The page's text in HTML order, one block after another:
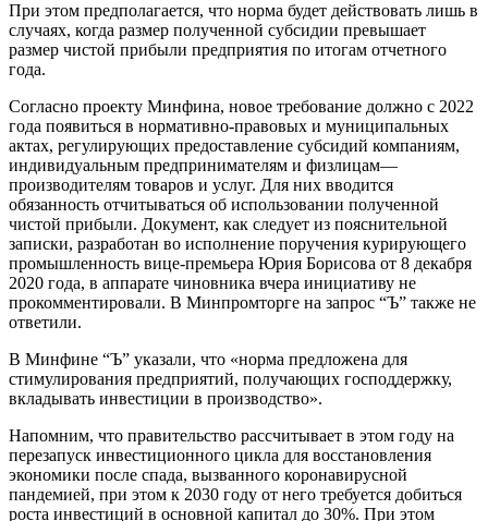
При этом предполагается, что норма будет действовать лишь в
случаях, когда размер полученной субсидии превышает
размер чистой прибыли предприятия по итогам отчетного
года.
Согласно проекту Минфина, новое требование должно с 2022
года появиться в нормативно-правовых и муниципальных
актах, регулирующих предоставление субсидий компаниям,
индивидуальным предпринимателям и физлицам—
производителям товаров и услуг. Для них вводится
обязанность отчитываться об использовании полученной
чистой прибыли. Документ, как следует из пояснительной
записки, разработан во исполнение поручения курирующего
промышленность вице-премьера Юрия Борисова от 8 декабря
2020 года, в аппарате чиновника вчера инициативу не
прокомментировали. В Минпромторге на запрос “Ъ” также не
ответили.
В Минфине “Ъ” указали, что «норма предложена для
стимулирования предприятий, получающих господдержку,
вкладывать инвестиции в производство».
Напомним, что правительство рассчитывает в этом году на
перезапуск инвестиционного цикла для восстановления
экономики после спада, вызванного коронавирусной
пандемией, при этом к 2030 году от него требуется добиться
роста инвестиций в основной капитал до 30%. При этом